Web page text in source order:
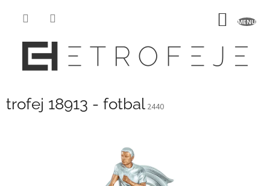
trofej 18913 - fotbal 2440